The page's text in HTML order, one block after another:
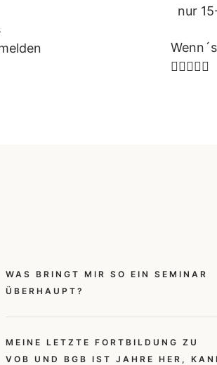
nur

WAS BRINGT MIR SO EIN SEMINAR
ÜBERHAUPT?
MEINE LETZTE FORTBILDUNG ZU
VOB UND BGB IST JAHRE HER,